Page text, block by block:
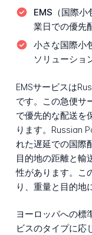
EMS（国際小
業日での優先
小さな国際小
ソリューショ
EMSサービスは
です。この急便サ
で優先的な配送を
ります。Russian
れた遅延での国際
目的地の距離と輸
性があります。こ
り、重量と目的地
ヨーロッパへの標
ビスのタイプに応